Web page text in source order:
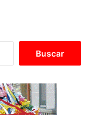
c
a
r